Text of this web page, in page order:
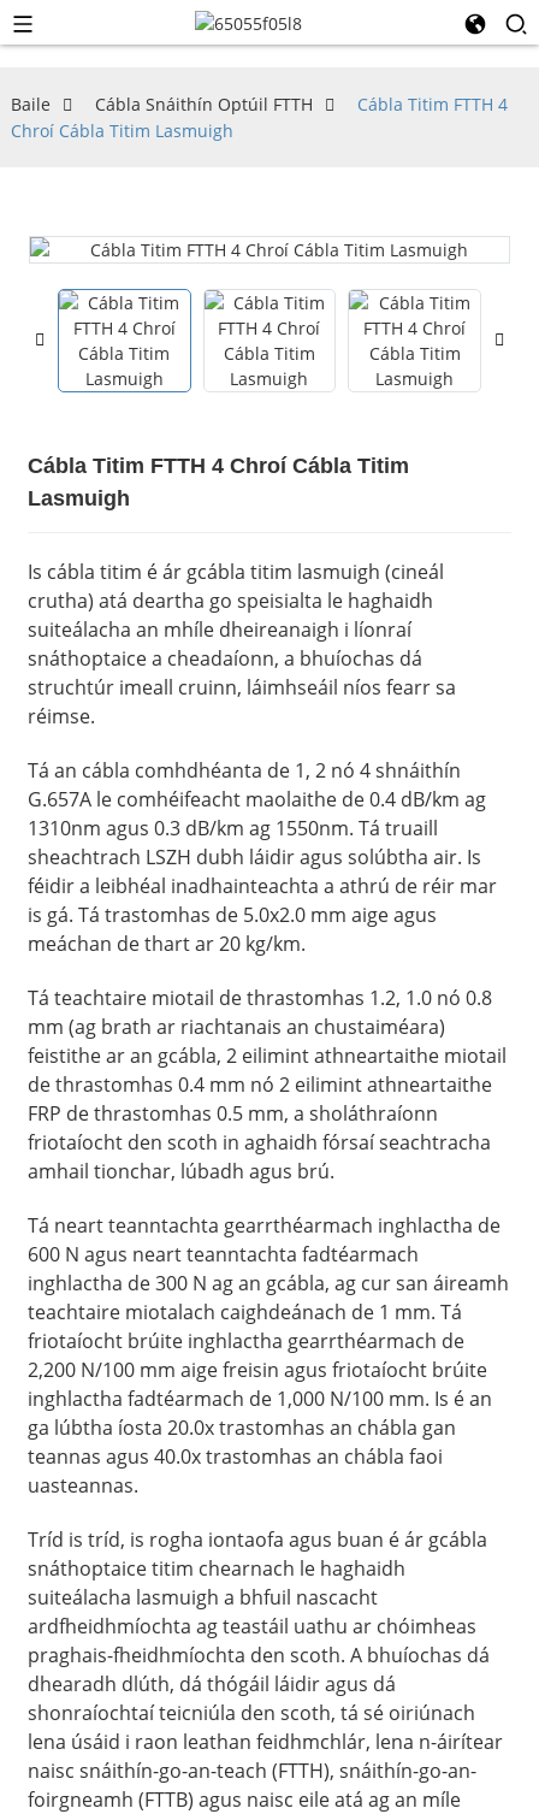
Baile Cábla Snáithín Optúil FTTH
Cábla Titim FTTH 4
Chroí Cábla Titim Lasmuigh
Cábla Titim FTTH 4 Chroí Cábla Titim
Lasmuigh
Is cábla titim é ár gcábla titim lasmuigh (cineál
crutha) atá deartha go speisialta le haghaidh
suiteálacha an mhíle dheireanaigh i líonraí
snáthoptaice a cheadaíonn, a bhuíochas dá
struchtúr imeall cruinn, láimhseáil níos fearr sa
réimse.
Tá an cábla comhdhéanta de 1, 2 nó 4 shnáithín
G.657A le comhéifeacht maolaithe de 0.4 dB/km ag
1310nm agus 0.3 dB/km ag 1550nm. Tá truaill
sheachtrach LSZH dubh láidir agus solúbtha air. Is
féidir a leibhéal inadhainteachta a athrú de réir mar
is gá. Tá trastomhas de 5.0x2.0 mm aige agus
meáchan de thart ar 20 kg/km.
Tá teachtaire miotail de thrastomhas 1.2, 1.0 nó 0.8
mm (ag brath ar riachtanais an chustaiméara)
feistithe ar an gcábla, 2 eilimint athneartaithe miotail
de thrastomhas 0.4 mm nó 2 eilimint athneartaithe
FRP de thrastomhas 0.5 mm, a sholáthraíonn
friotaíocht den scoth in aghaidh fórsaí seachtracha
amhail tionchar, lúbadh agus brú.
Tá neart teanntachta gearrthéarmach inghlactha de
600 N agus neart teanntachta fadtéarmach
inghlactha de 300 N ag an gcábla, ag cur san áireamh
teachtaire miotalach caighdeánach de 1 mm. Tá
friotaíocht brúite inghlactha gearrthéarmach de
2,200 N/100 mm aige freisin agus friotaíocht brúite
inghlactha fadtéarmach de 1,000 N/100 mm. Is é an
ga lúbtha íosta 20.0x trastomhas an chábla gan
teannas agus 40.0x trastomhas an chábla faoi
uasteannas.
Tríd is tríd, is rogha iontaofa agus buan é ár gcábla
snáthoptaice titim chearnach le haghaidh
suiteálacha lasmuigh a bhfuil nascacht
ardfheidhmíochta ag teastáil uathu ar chóimheas
praghais-fheidhmíochta den scoth. A bhuíochas dá
dhearadh dlúth, dá thógáil láidir agus dá
shonraíochtaí teicniúla den scoth, tá sé oiriúnach
lena úsáid i raon leathan feidhmchlár, lena n-áirítear
naisc snáithín-go-an-teach (FTTH), snáithín-go-an-
foirgneamh (FTTB) agus naisc eile atá ag an míle